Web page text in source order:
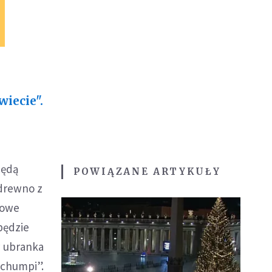
z
ubranka
POWIĄZANE ARTYKUŁY